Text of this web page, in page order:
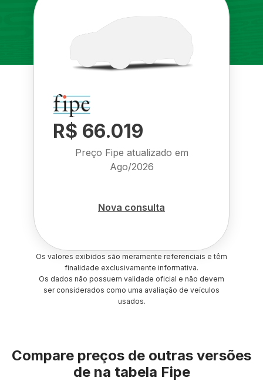
R$ 66.019
Preço Fipe atualizado em
Ago/2026
Nova consulta
Os valores exibidos são meramente referenciais e têm
finalidade exclusivamente informativa.
Os dados não possuem validade oficial e não devem
ser considerados como uma avaliação de veículos
usados.
Compare preços de outras versões
de na tabela Fipe